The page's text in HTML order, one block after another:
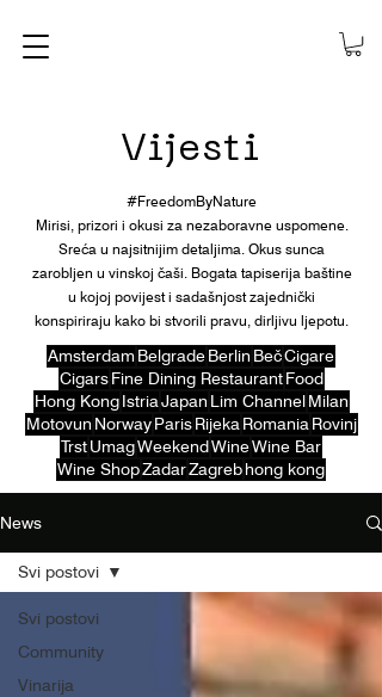
Vijesti
#FreedomByNature
Mirisi, prizori i okusi za nezaboravne uspomene.
Sreća u najsitnijim detaljima. Okus sunca
zarobljen u vinskoj čaši. Bogata tapiserija baštine
u kojoj povijest i sadašnjost zajednički
konspiriraju kako bi stvorili pravu, dirljivu ljepotu.
AmsterdamBelgradeBerlin BečCigare
Cigars Fine Dining Restaurant Food
Hong Kong IstriaJapan Lim Channel Milan
Motovun Norway Paris Rijeka Romania Rovinj
TrstUmagWeekendWineWine Bar
Wine ShopZadarZagrebhong kong
News
Svi postovi
Community
Vinarija
Svi postovi